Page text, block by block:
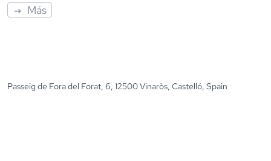
Más
Passeig de Fora del Forat, 6, 12500 Vinaròs, Castelló, Spain